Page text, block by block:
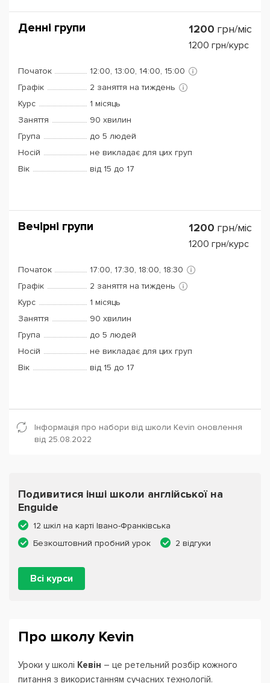
Денні групи 1200 грн/міс
1200 грн/курс
Початок
12:00, 13:00, 14:00, 15:00
Графік
2 заняття на тиждень
Курс
1 місяць
Заняття
90 хвилин
Група
до 5 людей
Носій
не викладає для цих груп
Вік
від 15 до 17
Вечірні групи 1200 грн/міс
1200 грн/курс
Початок
17:00, 17:30, 18:00, 18:30
Графік
2 заняття на тиждень
Курс
1 місяць
Заняття
90 хвилин
Група
до 5 людей
Носій
не викладає для цих груп
Вік
від 15 до 17
Інформація про набори від школи Kevin оновлення
від 25.08.2022
Подивитися інші школи англійської на
Enguide
12 шкіл на карті Івано-Франківська
Безкоштовний пробний урок
2 відгуки
Всі курси
Про школу Kevin
Уроки у школі Кевін – це ретельний розбір кожного
питання з використанням сучасних технологій.